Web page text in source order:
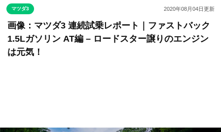
マツダ3 2020年08月04日更新
画像：マツダ3 連続試乗レポート｜ファストバック
1.5Lガソリン AT編 – ロードスター譲りのエンジン
は元気！